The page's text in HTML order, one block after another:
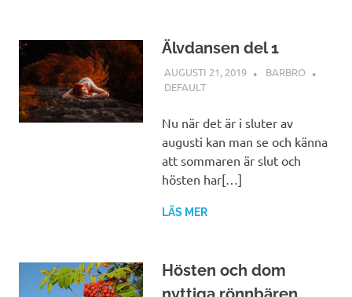
Älvdansen del 1
AUGUSTI 21, 2019
BARBRO
DEFAULT
Nu när det är i sluter av
augusti kan man se och känna
att sommaren är slut och
hösten har[…]
LÄS MER
Hösten och dom